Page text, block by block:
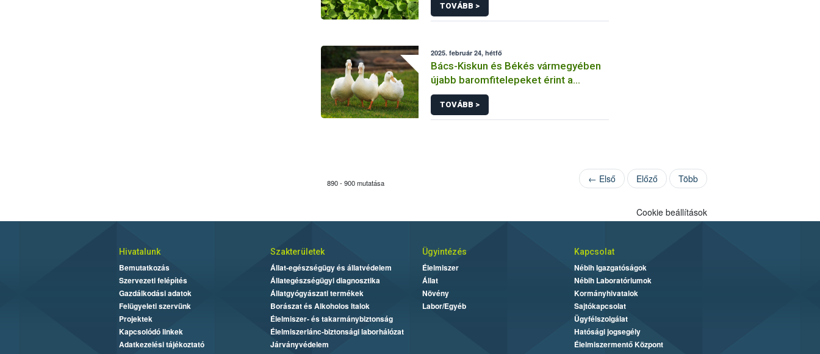
TOVÁBB >
2025. február 24, hétfő
Bács-Kiskun és Békés vármegyében
újabb baromfitelepeket érint a
madárinfluenza
TOVÁBB >
890 - 900 mutatása ← Első Előző Több
Cookie beállítások
Hivatalunk
Bemutatkozás
Szervezeti felépítés
Gazdálkodási adatok
Felügyeleti szervünk
Projektek
Kapcsolódó linkek
Adatkezelési tájékoztató
Szakterületek
Állat-egészségügy és állatvédelem
Állategészségügyi diagnosztika
Állatgyógyászati termékek
Borászat és Alkoholos Italok
Élelmiszer- és takarmánybiztonság
Élelmiszerlánc-biztonsági laborhálózat
Járványvédelem
Ügyintézés
Élelmiszer
Állat
Növény
Labor/Egyéb
Kapcsolat
Nébih Igazgatóságok
Nébih Laboratóriumok
Kormányhivatalok
Sajtókapcsolat
Ügyfélszolgálat
Hatósági jogsegély
Élelmiszermentő Központ